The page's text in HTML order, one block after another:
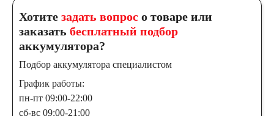
Хотите задать вопрос о товаре или
заказать бесплатный подбор
аккумулятора?
Подбор аккумулятора специалистом
График работы:
пн-пт 09:00-22:00
сб-вс 09:00-21:00